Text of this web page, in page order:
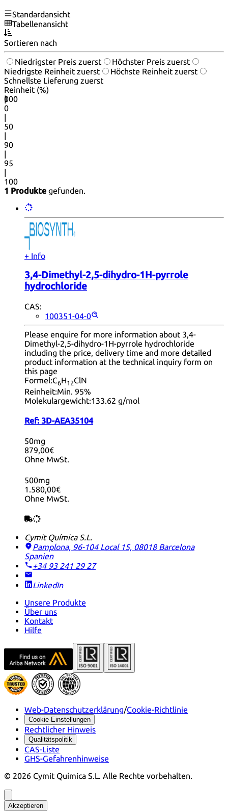
Standardansicht
Tabellenansicht
Sortieren nach
Niedrigster Preis zuerst
Höchster Preis zuerst
Niedrigste Reinheit zuerst
Höchste Reinheit zuerst
Schnellste Lieferung zuerst
Reinheit (%)
0
100
|
0
|
50
|
90
|
95
|
100
1 Produkte gefunden.
+ Info
3,4-Dimethyl-2,5-dihydro-1H-pyrrole
hydrochloride
CAS:
100351-04-0
Please enquire for more information about 3,4-
Dimethyl-2,5-dihydro-1H-pyrrole hydrochloride
including the price, delivery time and more detailed
product information at the technical inquiry form on
this page
Formel:C6H12ClN
Reinheit:Min. 95%
Molekulargewicht:133.62 g/mol
Ref: 3D-AEA35104
50mg
879,00€
Ohne MwSt.
500mg
1.580,00€
Ohne MwSt.
Cymit Química S.L.
Pamplona, 96-104 Local 15, 08018 Barcelona
Spanien
+34 93 241 29 27
LinkedIn
Unsere Produkte
Über uns
Kontakt
Hilfe
Web-Datenschutzerklärung/Cookie-Richtlinie
Cookie-Einstellungen
Rechtlicher Hinweis
Qualitätspolitik
CAS-Liste
GHS-Gefahrenhinweise
© 2026 Cymit Química S.L. Alle Rechte vorbehalten.
Akzeptieren